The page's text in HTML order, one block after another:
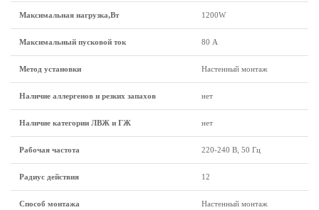
Максимальная нагрузка,Вт 1200W
Максимальный пусковой ток 80 А
Метод установки Настенный монтаж
Наличие аллергенов и резких запахов нет
Наличие категории ЛВЖ и ГЖ нет
Рабочая частота 220-240 В, 50 Гц
Радиус действия 12
Способ монтажа Настенный монтаж